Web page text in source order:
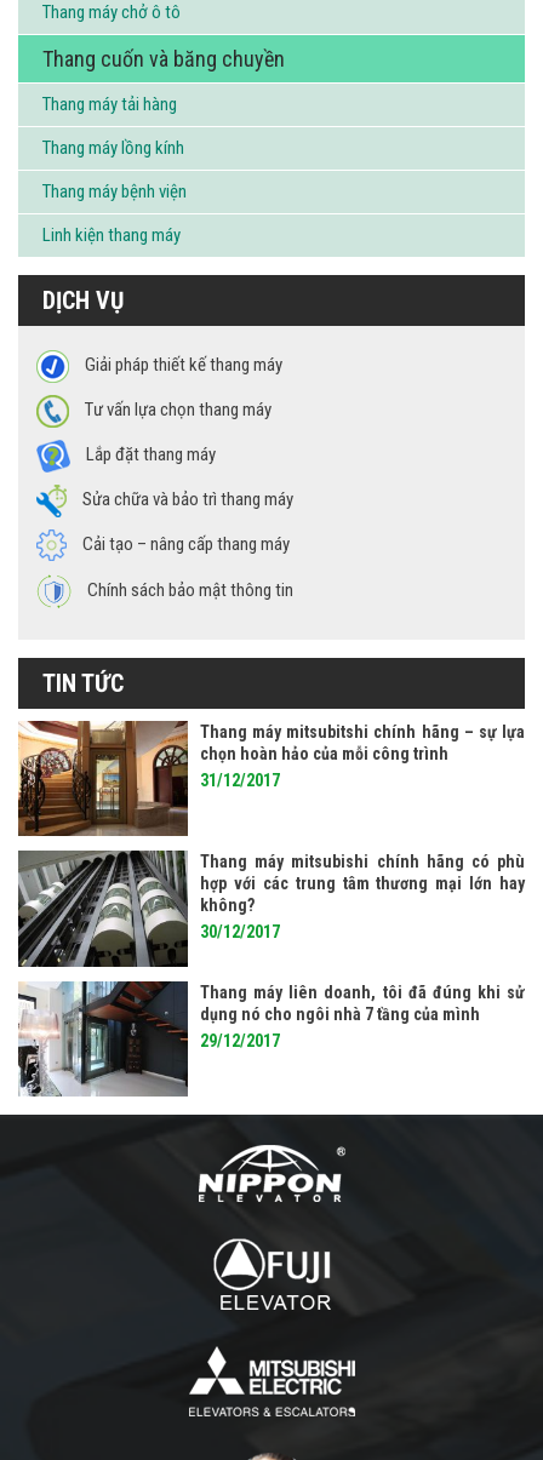
Thang máy chở ô tô
Thang cuốn và băng chuyền
Thang máy tải hàng
Thang máy lồng kính
Thang máy bệnh viện
Linh kiện thang máy
DỊCH VỤ
Giải pháp thiết kế thang máy
Tư vấn lựa chọn thang máy
Lắp đặt thang máy
Sửa chữa và bảo trì thang máy
Cải tạo – nâng cấp thang máy
Chính sách bảo mật thông tin
TIN TỨC
Thang máy mitsubitshi chính hãng – sự lựa
chọn hoàn hảo của mỗi công trình
31/12/2017
Thang máy mitsubishi chính hãng có phù
hợp với các trung tâm thương mại lớn hay
không?
30/12/2017
Thang máy liên doanh, tôi đã đúng khi sử
dụng nó cho ngôi nhà 7 tầng của mình
29/12/2017